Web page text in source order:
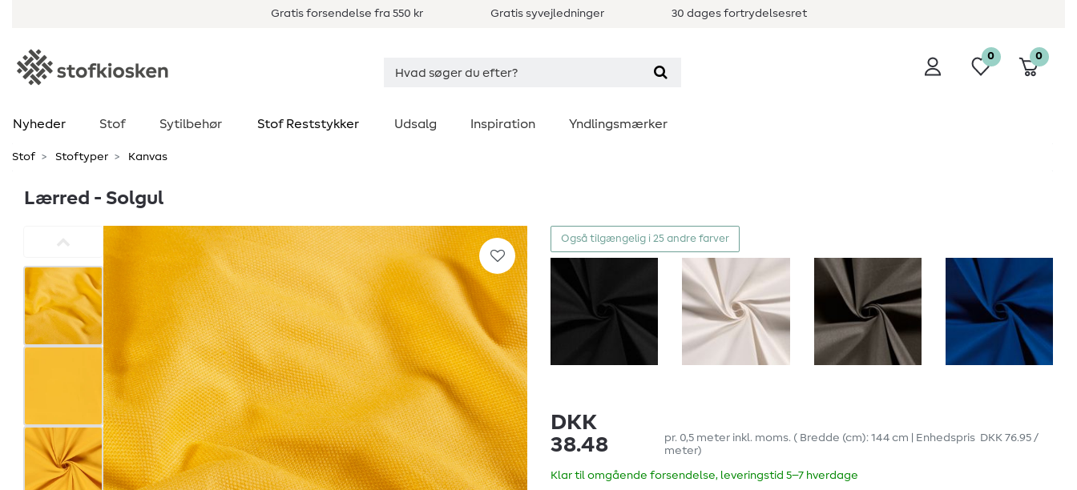
Gratis forsendelse fra 550 kr Gratis syvejledninger 30 dages fortrydelsesret
0 0
Nyheder Stof Sytilbehør Stof Reststykker Udsalg Inspiration Yndlingsmærker
Stof Stoftyper Kanvas
Lærred - Solgul
Også tilgængelig i 25 andre farver
DKK
38.48
pr. 0,5 meter inkl. moms. ( Bredde (cm): 144 cm | Enhedspris DKK 76.95 /
meter)
Klar til omgående forsendelse, leveringstid 5–7 hverdage